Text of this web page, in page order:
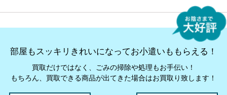
部屋もスッキリきれいになってお小遣いももらえる！
買取だけではなく、ごみの掃除や処理もお手伝い！
もちろん、買取できる商品が出てきた場合はお買取り致します！